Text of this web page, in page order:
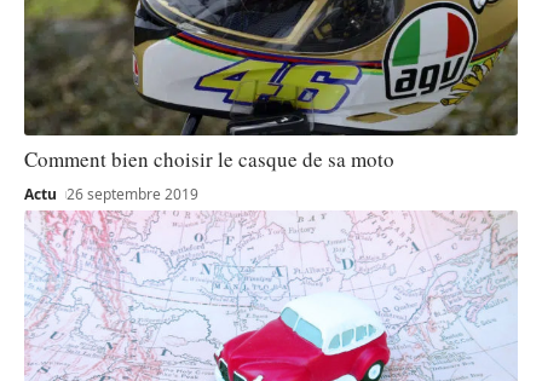
Comment bien choisir le casque de sa moto
Actu 26 septembre 2019